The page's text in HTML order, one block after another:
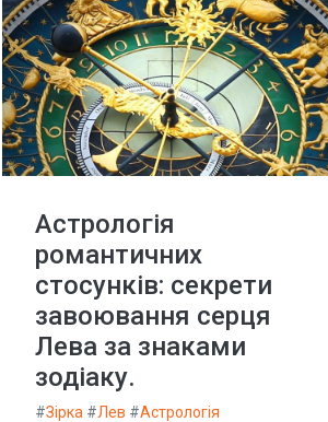
Астрологія
романтичних
стосунків: секрети
завоювання серця
Лева за знаками
зодіаку.
#Зірка #Лев #Астрологія